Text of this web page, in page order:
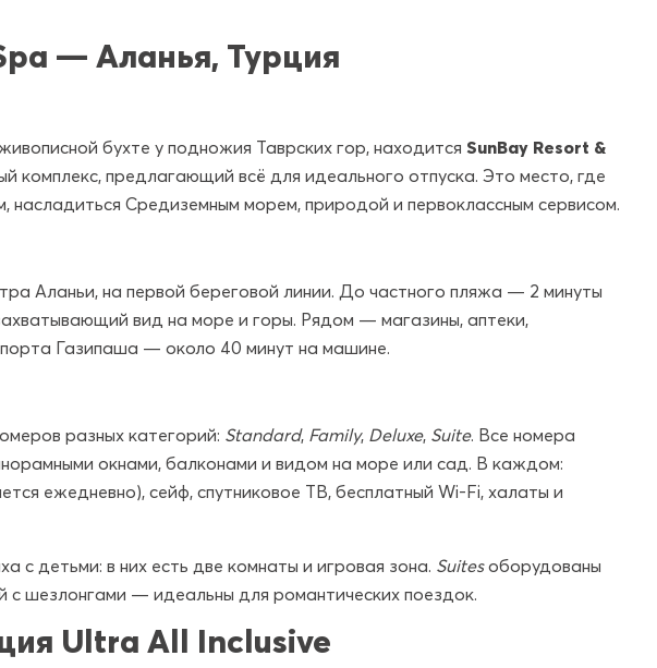
— Аланья, Турция
бухте у подножия Таврских гор, находится SunBay Resort &
комплекс, предлагающий всё для идеального отпуска. Это место, где
Средиземным морем, природой и первоклассным сервисом.
Аланьи, на первой береговой линии. До частного пляжа — 2 минуты
вид на море и горы. Рядом — магазины, аптеки,
Газипаша — около 40 минут на машине.
разных категорий: Standard, Family, Deluxe, Suite. Все номера
окнами, балконами и видом на море или сад. В каждом:
ежедневно), сейф, спутниковое ТВ, бесплатный Wi-Fi, халаты и
с детьми: в них есть две комнаты и игровая зона. Suitesоборудованы
с шезлонгами — идеальны для романтических поездок.
Ultra All Inclusive